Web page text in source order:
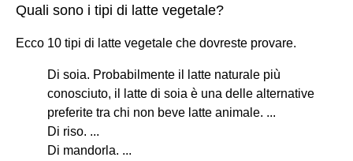
Quali sono i tipi di latte vegetale?
Ecco 10 tipi di latte vegetale che dovreste provare.
Di soia. Probabilmente il latte naturale più
conosciuto, il latte di soia è una delle alternative
preferite tra chi non beve latte animale. ...
Di riso. ...
Di mandorla. ...